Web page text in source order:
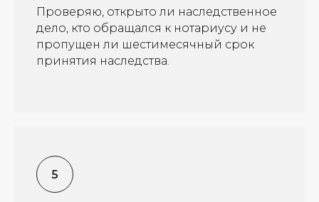
Проверяю, открыто ли наследственное
дело, кто обращался к нотариусу и не
пропущен ли шестимесячный срок
принятия наследства.